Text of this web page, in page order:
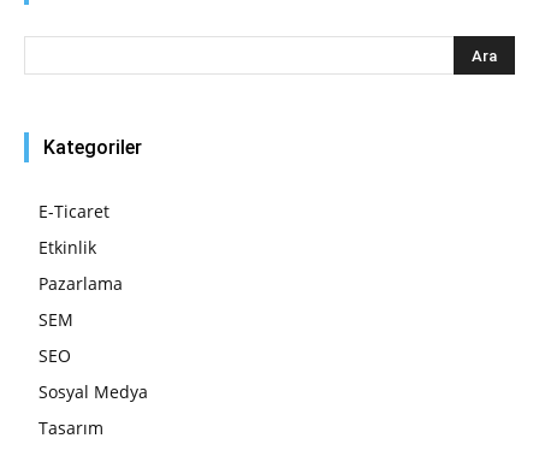
Kategoriler
E-Ticaret
Etkinlik
Pazarlama
SEM
SEO
Sosyal Medya
Tasarım